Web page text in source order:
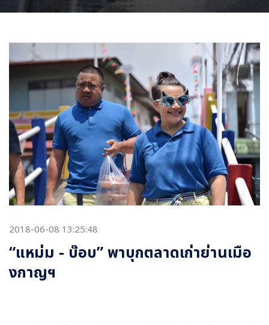
2018-06-08 13:25:48
“แหม่ม - บ๊อบ” พาบุกตลาดเก่าย่านเมือ
งกาญฯ